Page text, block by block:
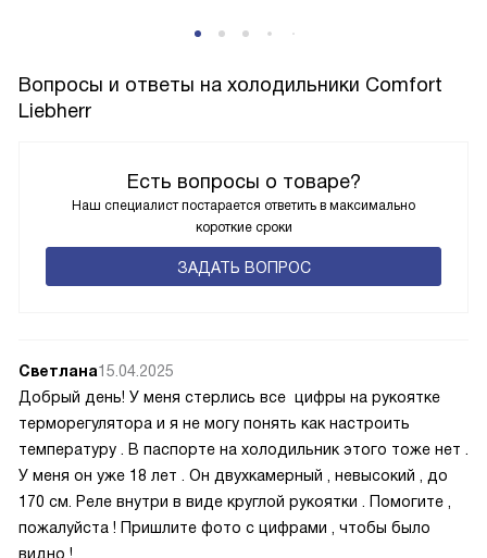
Вопросы и ответы на холодильники Comfort
Liebherr
Есть вопросы о товаре?
Наш специалист постарается ответить в максимально
короткие сроки
ЗАДАТЬ ВОПРОС
Светлана15.04.2025
Добрый день! У меня стерлись все цифры на рукоятке
терморегулятора и я не могу понять как настроить
температуру . В паспорте на холодильник этого тоже нет .
У меня он уже 18 лет . Он двухкамерный , невысокий , до
170 см. Реле внутри в виде круглой рукоятки . Помогите ,
пожалуйста ! Пришлите фото с цифрами , чтобы было
видно !